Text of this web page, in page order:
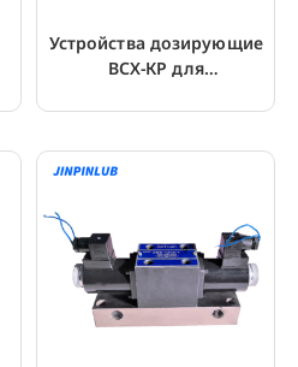
Устройства дозирующие
ВСХ-КР для
систем смазки